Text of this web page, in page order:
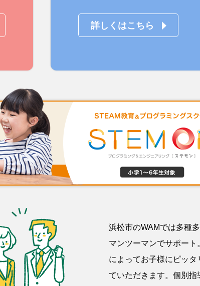
詳しくはこちら
浜松市のWAMでは多種
マンツーマンでサポー
によってお子様にピッ
ていただきます。個別指